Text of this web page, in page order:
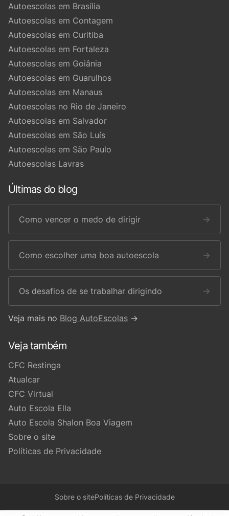
Autoescolas em Brasília
Autoescolas em Contagem
Autoescolas em Curitiba
Autoescolas em Fortaleza
Autoescolas em Goiânia
Autoescolas em Guarulhos
Autoescolas em Manaus
Autoescolas no Rio de Janeiro
Autoescolas em Salvador
Autoescolas em São Luís
Autoescolas em São Paulo
Autoescolas Lavras
Últimas do blog
Como vencer o medo de dirigir →
Como escolher uma boa autoescola →
Os desafios de se trabalhar dirigindo →
Veja mais no Blog AutoEscolas →
Veja também
CFC Restinga
Atualcar
CFC Virtual
Auto Escola Ella
Auto Escola Shalon Boa Viagem
Sobre o site
Políticas de Privacidade
Sobre o sitePolíticas de Privacidade